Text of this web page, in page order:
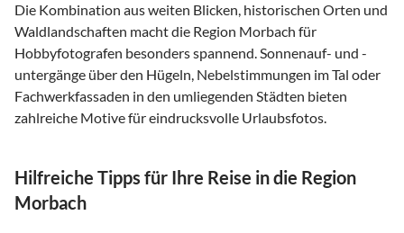
Die Kombination aus weiten Blicken, historischen Orten und
Waldlandschaften macht die Region Morbach für
Hobbyfotografen besonders spannend. Sonnenauf- und -
untergänge über den Hügeln, Nebelstimmungen im Tal oder
Fachwerkfassaden in den umliegenden Städten bieten
zahlreiche Motive für eindrucksvolle Urlaubsfotos.
Hilfreiche Tipps für Ihre Reise in die Region
Morbach